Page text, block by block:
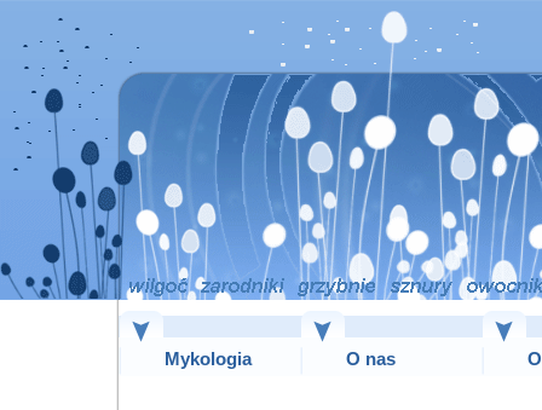
Mykologia O nas